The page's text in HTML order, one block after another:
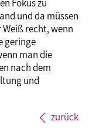
Fokus zu
und da müssen
recht, wenn
geringe
man die
nach dem
und
zurück